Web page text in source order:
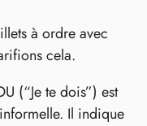
à ordre avec
cela.
(“Je te dois”) est
Il indique